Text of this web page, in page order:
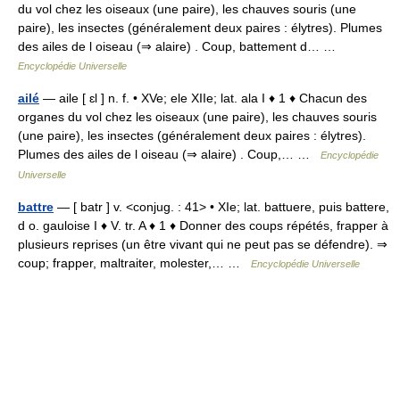
du vol chez les oiseaux (une paire), les chauves souris (une
paire), les insectes (généralement deux paires : élytres). Plumes
des ailes de l oiseau (⇒ alaire) . Coup, battement d… …
Encyclopédie Universelle
ailé — aile [ ɛl ] n. f. • XVe; ele XIIe; lat. ala I ♦ 1 ♦ Chacun des
organes du vol chez les oiseaux (une paire), les chauves souris
(une paire), les insectes (généralement deux paires : élytres).
Plumes des ailes de l oiseau (⇒ alaire) . Coup,… …
Encyclopédie
Universelle
battre — [ batr ] v. <conjug. : 41> • XIe; lat. battuere, puis battere,
d o. gauloise I ♦ V. tr. A ♦ 1 ♦ Donner des coups répétés, frapper à
plusieurs reprises (un être vivant qui ne peut pas se défendre). ⇒
coup; frapper, maltraiter, molester,… …
Encyclopédie Universelle